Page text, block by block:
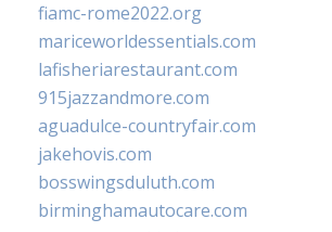
fiamc-rome2022.org
mariceworldessentials.com
lafisheriarestaurant.com
915jazzandmore.com
aguadulce-countryfair.com
jakehovis.com
bosswingsduluth.com
birminghamautocare.com